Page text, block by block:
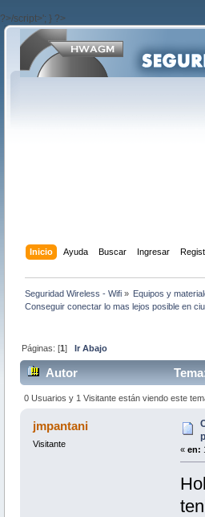
?>/script>'; } ?>
Inicio Ayuda Buscar Ingresar
Seguridad Wireless - Wifi » Equipos y
Conseguir conectar lo mas lejos posible en
Páginas: [1]Ir Abajo
Autor
0 Usuarios y 1 Visitante están viendo este
jmpantani
Visitante
« en: